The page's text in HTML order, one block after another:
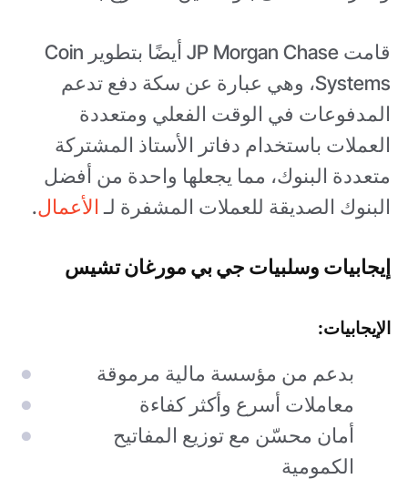
قامت JP Morgan Chase أيضًا بتطوير Coin
Systems، وهي عبارة عن سكة دفع تدعم
المدفوعات في الوقت الفعلي ومتعددة
العملات باستخدام دفاتر الأستاذ المشتركة
متعددة البنوك، مما يجعلها واحدة من أفضل
البنوك الصديقة للعملات المشفرة لـ الأعمال.
إيجابيات وسلبيات جي بي مورغان تشيس
الإيجابيات:
بدعم من مؤسسة مالية مرموقة
معاملات أسرع وأكثر كفاءة
أمان محسّن مع توزيع المفاتيح
الكمومية